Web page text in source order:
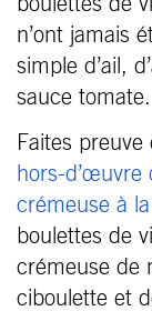
n’ont jamais
simple d’ail,
sauce tomate.
Faites preuve
hors-d’œuvre
crémeuse à
boulettes de
crémeuse de
ciboulette et